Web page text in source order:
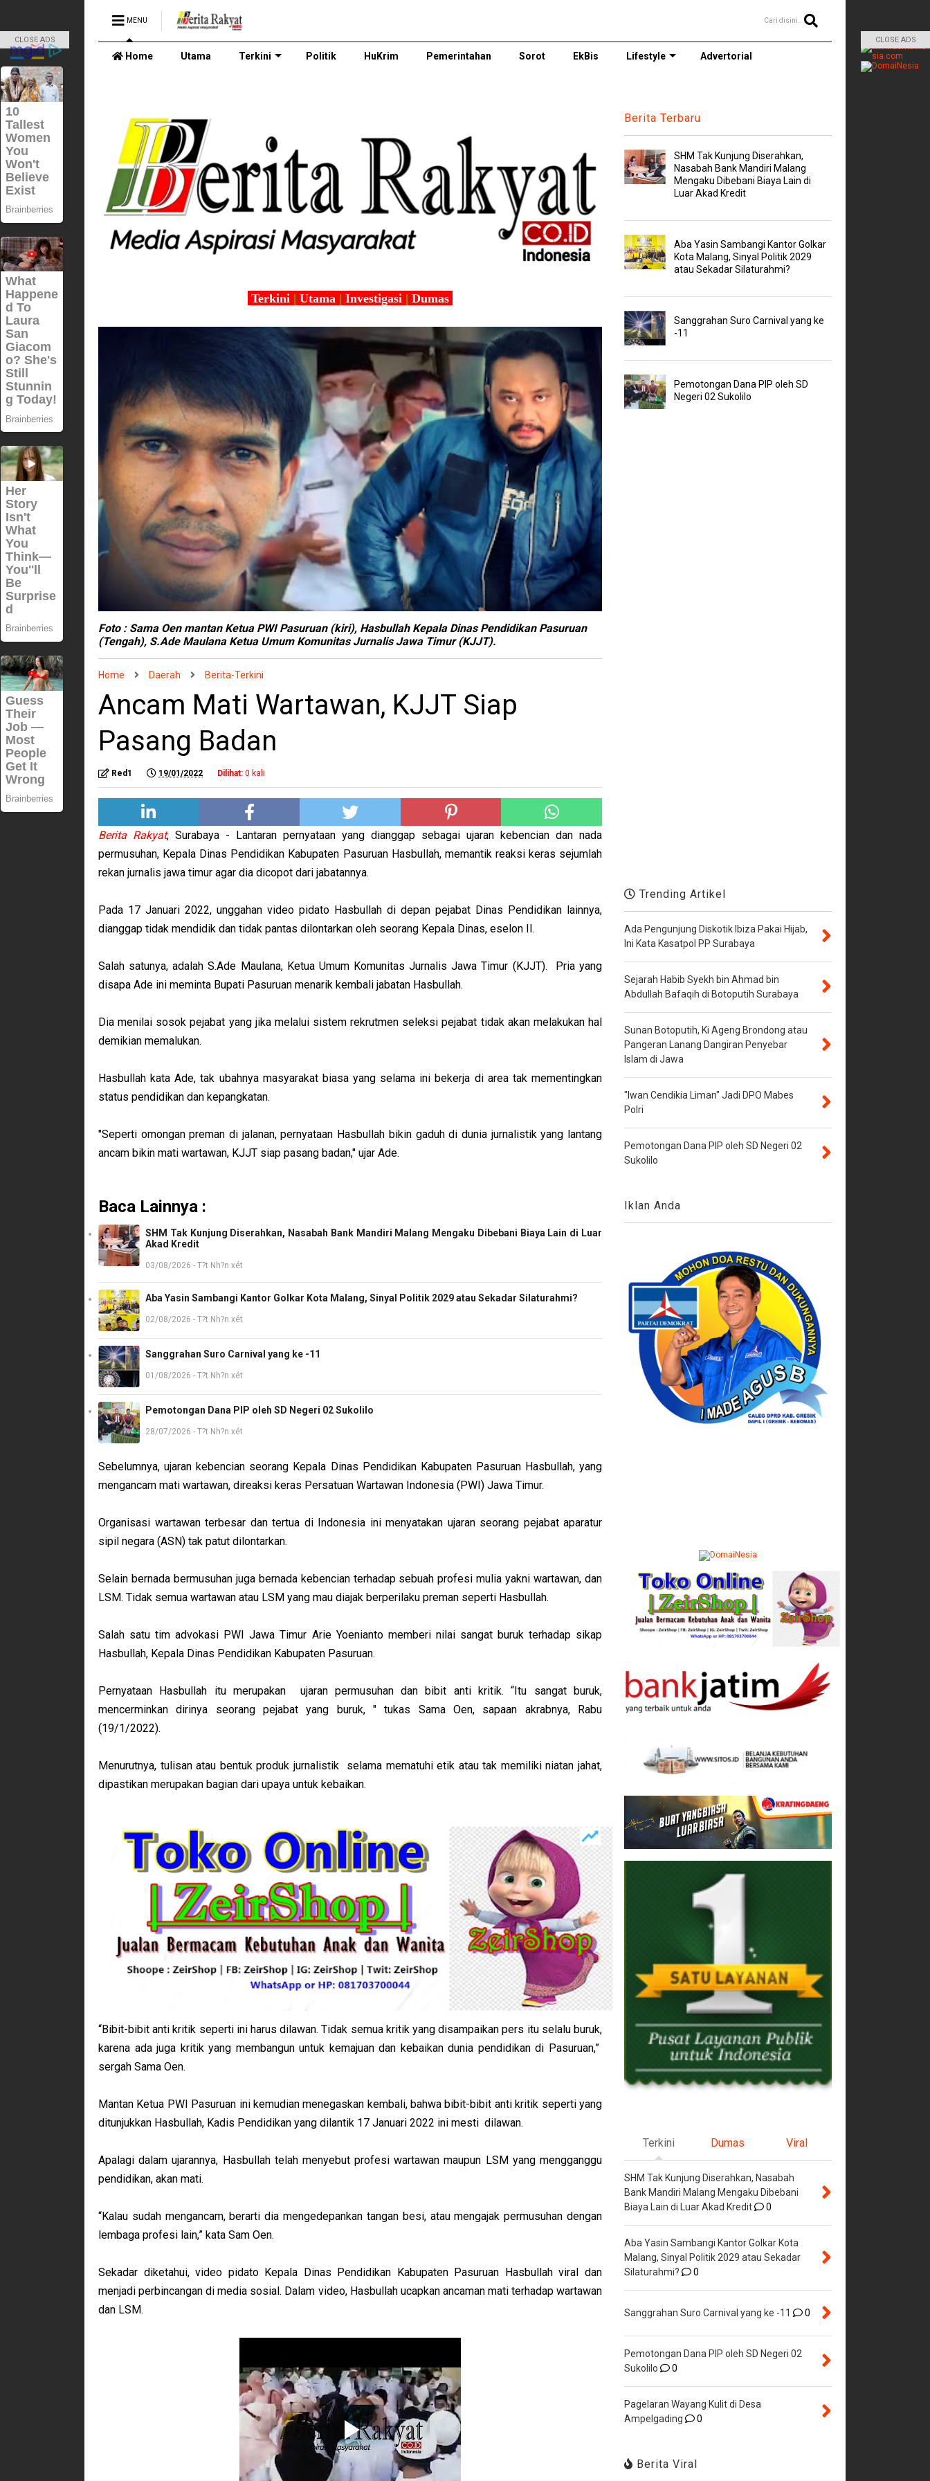
MENU Cari disini..
Home Utama Terkini Politik HuKrim Pemerintahan Sorot EkBis Lifestyle Advertorial
Terkini | Utama | Investigasi | Dumas
Foto : Sama Oen mantan Ketua PWI Pasuruan (kiri), Hasbullah Kepala Dinas Pendidikan Pasuruan
(Tengah), S.Ade Maulana Ketua Umum Komunitas Jurnalis Jawa Timur (KJJT).
Home Daerah Berita-Terkini
Ancam Mati Wartawan, KJJT Siap
Pasang Badan
Red1 19/01/2022 Dilihat: 0 kali
Berita Rakyat, Surabaya - Lantaran pernyataan yang dianggap sebagai ujaran kebencian dan nada
permusuhan, Kepala Dinas Pendidikan Kabupaten Pasuruan Hasbullah, memantik reaksi keras sejumlah
rekan jurnalis jawa timur agar dia dicopot dari jabatannya.
Pada 17 Januari 2022, unggahan video pidato Hasbullah di depan pejabat Dinas Pendidikan lainnya,
dianggap tidak mendidik dan tidak pantas dilontarkan oleh seorang Kepala Dinas, eselon II.
Salah satunya, adalah S.Ade Maulana, Ketua Umum Komunitas Jurnalis Jawa Timur (KJJT). Pria yang
disapa Ade ini meminta Bupati Pasuruan menarik kembali jabatan Hasbullah.
Dia menilai sosok pejabat yang jika melalui sistem rekrutmen seleksi pejabat tidak akan melakukan hal
demikian memalukan.
Hasbullah kata Ade, tak ubahnya masyarakat biasa yang selama ini bekerja di area tak mementingkan
status pendidikan dan kepangkatan.
"Seperti omongan preman di jalanan, pernyataan Hasbullah bikin gaduh di dunia jurnalistik yang lantang
ancam bikin mati wartawan, KJJT siap pasang badan," ujar Ade.
Baca Lainnya :
SHM Tak Kunjung Diserahkan, Nasabah Bank Mandiri Malang Mengaku Dibebani Biaya Lain di Luar
Akad Kredit
03/08/2026 - T?t Nh?n xét
Aba Yasin Sambangi Kantor Golkar Kota Malang, Sinyal Politik 2029 atau Sekadar Silaturahmi?
02/08/2026 - T?t Nh?n xét
Sanggrahan Suro Carnival yang ke -11
01/08/2026 - T?t Nh?n xét
Pemotongan Dana PIP oleh SD Negeri 02 Sukolilo
28/07/2026 - T?t Nh?n xét
Sebelumnya, ujaran kebencian seorang Kepala Dinas Pendidikan Kabupaten Pasuruan Hasbullah, yang
mengancam mati wartawan, direaksi keras Persatuan Wartawan Indonesia (PWI) Jawa Timur.
Organisasi wartawan terbesar dan tertua di Indonesia ini menyatakan ujaran seorang pejabat aparatur
sipil negara (ASN) tak patut dilontarkan.
Selain bernada bermusuhan juga bernada kebencian terhadap sebuah profesi mulia yakni wartawan, dan
LSM. Tidak semua wartawan atau LSM yang mau diajak berperilaku preman seperti Hasbullah.
Salah satu tim advokasi PWI Jawa Timur Arie Yoenianto memberi nilai sangat buruk terhadap sikap
Hasbullah, Kepala Dinas Pendidikan Kabupaten Pasuruan.
Pernyataan Hasbullah itu merupakan ujaran permusuhan dan bibit anti kritik. “Itu sangat buruk,
mencerminkan dirinya seorang pejabat yang buruk, " tukas Sama Oen, sapaan akrabnya, Rabu
(19/1/2022).
Menurutnya, tulisan atau bentuk produk jurnalistik selama mematuhi etik atau tak memiliki niatan jahat,
dipastikan merupakan bagian dari upaya untuk kebaikan.
“Bibit-bibit anti kritik seperti ini harus dilawan. Tidak semua kritik yang disampaikan pers itu selalu buruk,
karena ada juga kritik yang membangun untuk kemajuan dan kebaikan dunia pendidikan di Pasuruan,”
sergah Sama Oen.
Mantan Ketua PWI Pasuruan ini kemudian menegaskan kembali, bahwa bibit-bibit anti kritik seperti yang
ditunjukkan Hasbullah, Kadis Pendidikan yang dilantik 17 Januari 2022 ini mesti dilawan.
Apalagi dalam ujarannya, Hasbullah telah menyebut profesi wartawan maupun LSM yang mengganggu
pendidikan, akan mati.
“Kalau sudah mengancam, berarti dia mengedepankan tangan besi, atau mengajak permusuhan dengan
lembaga profesi lain,” kata Sam Oen.
Sekadar diketahui, video pidato Kepala Dinas Pendidikan Kabupaten Pasuruan Hasbullah viral dan
menjadi perbincangan di media sosial. Dalam video, Hasbullah ucapkan ancaman mati terhadap wartawan
dan LSM.
Berita Terbaru
SHM Tak Kunjung Diserahkan,
Nasabah Bank Mandiri Malang
Mengaku Dibebani Biaya Lain di
Luar Akad Kredit
Aba Yasin Sambangi Kantor Golkar
Kota Malang, Sinyal Politik 2029
atau Sekadar Silaturahmi?
Sanggrahan Suro Carnival yang ke
-11
Pemotongan Dana PIP oleh SD
Negeri 02 Sukolilo
Trending Artikel
Ada Pengunjung Diskotik Ibiza Pakai Hijab,
Ini Kata Kasatpol PP Surabaya
Sejarah Habib Syekh bin Ahmad bin
Abdullah Bafaqih di Botoputih Surabaya
Sunan Botoputih, Ki Ageng Brondong atau
Pangeran Lanang Dangiran Penyebar
Islam di Jawa
"Iwan Cendikia Liman" Jadi DPO Mabes
Polri
Pemotongan Dana PIP oleh SD Negeri 02
Sukolilo
Iklan Anda
Terkini Dumas Viral
SHM Tak Kunjung Diserahkan, Nasabah
Bank Mandiri Malang Mengaku Dibebani
Biaya Lain di Luar Akad Kredit
0
Aba Yasin Sambangi Kantor Golkar Kota
Malang, Sinyal Politik 2029 atau Sekadar
Silaturahmi?
0
Sanggrahan Suro Carnival yang ke -11 0
Pemotongan Dana PIP oleh SD Negeri 02
Sukolilo
0
Pagelaran Wayang Kulit di Desa
Ampelgading
0
Berita Viral
CLOSE ADS CLOSE ADS